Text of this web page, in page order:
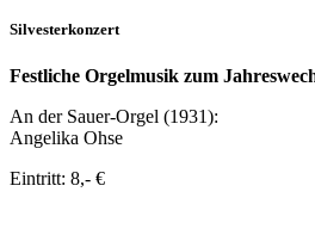
Silvesterkonzert
Festliche Orgelmusik zum
An der Sauer-Orgel (1931):
Angelika Ohse
Eintritt: 8,- €